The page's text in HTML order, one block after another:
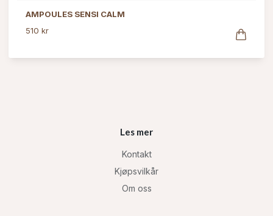
AMPOULES SENSI CALM
510 kr
Les mer
Kontakt
Kjøpsvilkår
Om oss